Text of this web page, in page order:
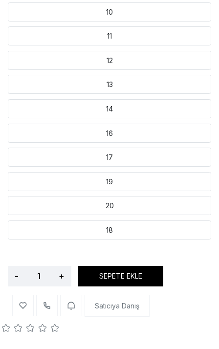
10
11
12
13
14
16
17
19
20
18
- + SEPETE EKLE
Satıcıya Danış